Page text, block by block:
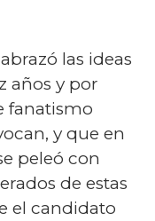
las ideas
años y por
fanatismo
y que en
peleó con
de estas
el candidato